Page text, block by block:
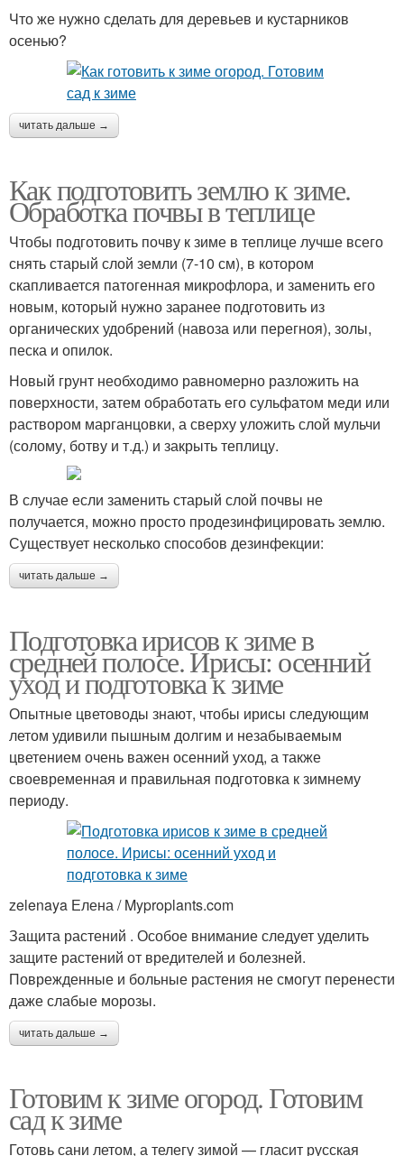
Что же нужно сделать для деревьев и кустарников
осенью?
читать дальше →
Как подготовить землю к зиме.
Обработка почвы в теплице
Чтобы подготовить почву к зиме в теплице лучше всего
снять старый слой земли (7-10 см), в котором
скапливается патогенная микрофлора, и заменить его
новым, который нужно заранее подготовить из
органических удобрений (навоза или перегноя), золы,
песка и опилок.
Новый грунт необходимо равномерно разложить на
поверхности, затем обработать его сульфатом меди или
раствором марганцовки, а сверху уложить слой мульчи
(солому, ботву и т.д.) и закрыть теплицу.
В случае если заменить старый слой почвы не
получается, можно просто продезинфицировать землю.
Существует несколько способов дезинфекции:
читать дальше →
Подготовка ирисов к зиме в
средней полосе. Ирисы: осенний
уход и подготовка к зиме
Опытные цветоводы знают, чтобы ирисы следующим
летом удивили пышным долгим и незабываемым
цветением очень важен осенний уход, а также
своевременная и правильная подготовка к зимнему
периоду.
zelenaya Елена / Myproplants.com
Защита растений . Особое внимание следует уделить
защите растений от вредителей и болезней.
Поврежденные и больные растения не смогут перенести
даже слабые морозы.
читать дальше →
Готовим к зиме огород. Готовим
сад к зиме
Готовь сани летом, а телегу зимой — гласит русская